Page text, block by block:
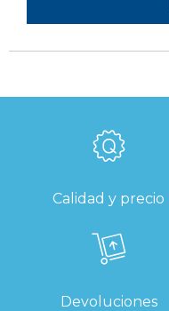
Calidad y precio
Devoluciones